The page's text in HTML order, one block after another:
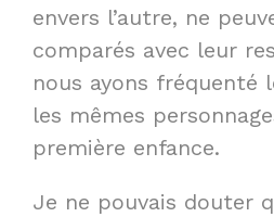
envers l’autre, ne
comparés avec leur
nous ayons fréquenté
les mêmes
première enfance.
Je ne pouvais douter